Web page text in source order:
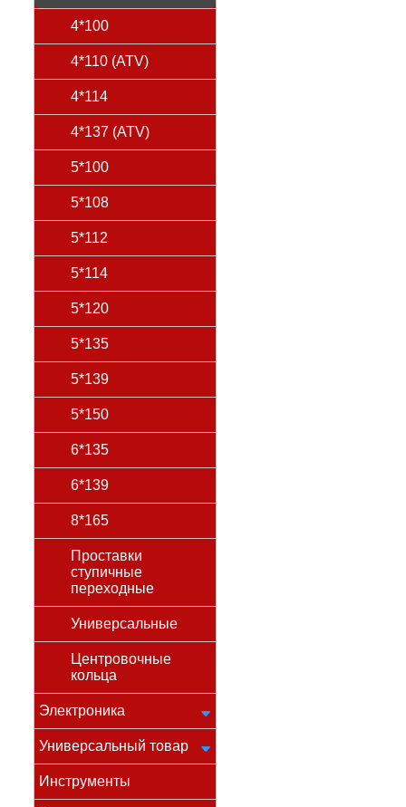
4*100
4*110 (ATV)
4*114
4*137 (ATV)
5*100
5*108
5*112
5*114
5*120
5*135
5*139
5*150
6*135
6*139
8*165
Проставки
ступичные
переходные
Универсальные
Центровочные
кольца
Электроника
Универсальный товар
Инструменты